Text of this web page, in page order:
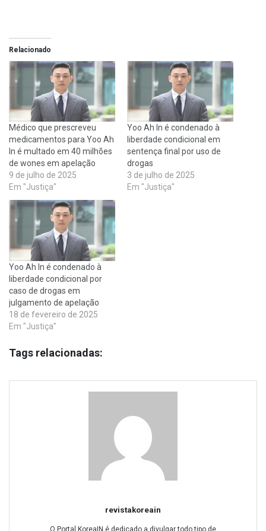
Relacionado
Médico que prescreveu
medicamentos para Yoo Ah
In é multado em 40 milhões
de wones em apelação
9 de julho de 2025
Em "Justiça"
Yoo Ah In é condenado à
liberdade condicional em
sentença final por uso de
drogas
3 de julho de 2025
Em "Justiça"
Yoo Ah In é condenado à
liberdade condicional por
caso de drogas em
julgamento de apelação
18 de fevereiro de 2025
Em "Justiça"
Tags relacionadas:
revistakoreain
O Portal KoreaIN é dedicado a divulgar todo tipo de